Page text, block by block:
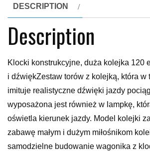
DESCRIPTION
Description
Klocki konstrukcyjne, duża kolejka 120
i dźwiękZestaw torów z kolejką, która w
imituje realistyczne dźwięki jazdy
wyposażona jest również w lampkę,
oświetla kierunek jazdy. Model kolejki
zabawę małym i dużym miłośnikom
samodzielne budowanie wagonika z